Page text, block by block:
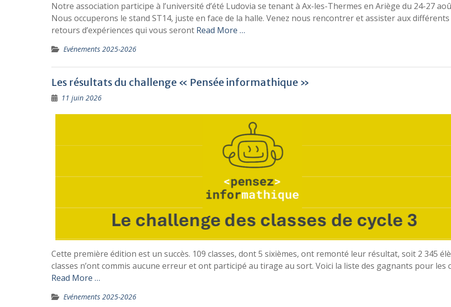
Notre association participe à l’université d’été Ludovia se tenant à Ax-les-Thermes en Ariège du 24-27
Nous occuperons le stand ST14, juste en face de la halle. Venez nous rencontrer et assister aux différents
retours d’expériences qui vous seront Read More …
Evénements 2025-2026
Les résultats du challenge « Pensée informathique »
11 juin 2026
Cette première édition est un succès. 109 classes, dont 5 sixièmes, ont remonté leur résultat, soit 2 345
classes n’ont commis aucune erreur et ont participé au tirage au sort. Voici la liste des gagnants pour les
Read More …
Evénements 2025-2026